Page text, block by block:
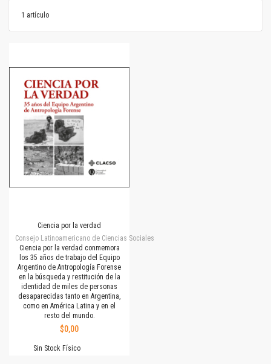
1 artículo
Ciencia por la verdad
Consejo Latinoamericano de Ciencias Sociales
Ciencia por la verdad conmemora
los 35 años de trabajo del Equipo
Argentino de Antropología Forense
en la búsqueda y restitución de la
identidad de miles de personas
desaparecidas tanto en Argentina,
como en América Latina y en el
resto del mundo.
$0,00
Sin Stock Físico